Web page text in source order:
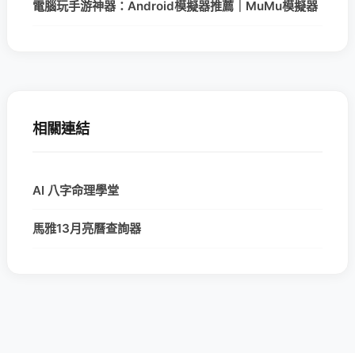
電腦玩手游神器：Android模擬器推薦｜MuMu模擬器
相關連結
AI 八字命理學堂
馬雅13月亮曆查詢器